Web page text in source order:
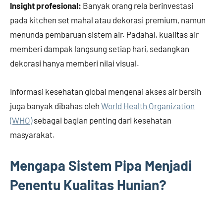
Insight profesional: Banyak orang rela berinvestasi
pada kitchen set mahal atau dekorasi premium, namun
menunda pembaruan sistem air. Padahal, kualitas air
memberi dampak langsung setiap hari, sedangkan
dekorasi hanya memberi nilai visual.
Informasi kesehatan global mengenai akses air bersih
juga banyak dibahas oleh World Health Organization
(WHO)sebagai bagian penting dari kesehatan
masyarakat.
Mengapa Sistem Pipa Menjadi
Penentu Kualitas Hunian?